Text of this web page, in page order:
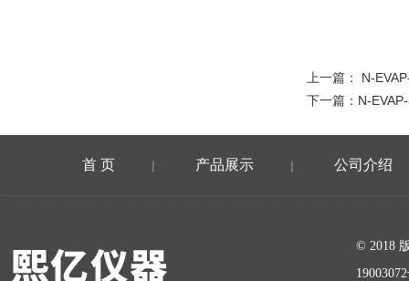
上一篇： N-
下一篇： N-
首 页 | 产品展示 | 公司介绍
© 2018